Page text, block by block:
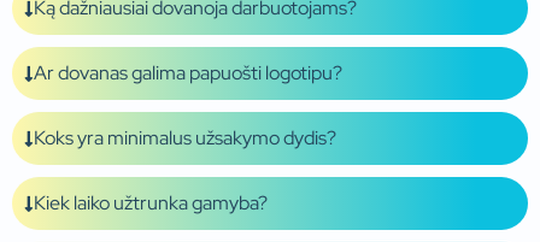
Ką dažniausiai dovanoja darbuotojams?
Ar dovanas galima papuošti logotipu?
Koks yra minimalus užsakymo dydis?
Kiek laiko užtrunka gamyba?